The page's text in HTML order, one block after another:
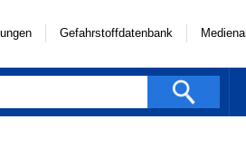
Gefahrstoffdatenbank